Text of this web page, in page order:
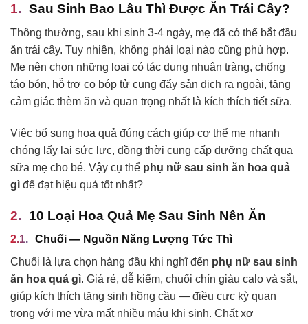
Sau Sinh Bao Lâu Thì Được Ăn Trái Cây?
Thông thường, sau khi sinh 3-4 ngày, mẹ đã có thể bắt đầu
ăn trái cây. Tuy nhiên, không phải loại nào cũng phù hợp.
Mẹ nên chọn những loại có tác dụng nhuận tràng, chống
táo bón, hỗ trợ co bóp tử cung đẩy sản dịch ra ngoài, tăng
cảm giác thèm ăn và quan trọng nhất là kích thích tiết sữa.
Việc bổ sung hoa quả đúng cách giúp cơ thể mẹ nhanh
chóng lấy lại sức lực, đồng thời cung cấp dưỡng chất qua
sữa mẹ cho bé. Vậy cụ thể phụ nữ sau sinh ăn hoa quả
gì để đạt hiệu quả tốt nhất?
10 Loại Hoa Quả Mẹ Sau Sinh Nên Ăn
Chuối — Nguồn Năng Lượng Tức Thì
Chuối là lựa chọn hàng đầu khi nghĩ đến phụ nữ sau sinh
ăn hoa quả gì. Giá rẻ, dễ kiếm, chuối chín giàu calo và sắt,
giúp kích thích tăng sinh hồng cầu — điều cực kỳ quan
trọng với mẹ vừa mất nhiều máu khi sinh. Chất xơ